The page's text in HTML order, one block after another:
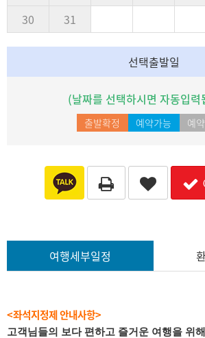
30
31
선택출발일
(날짜를 선택하시면 자동입력
출발확정 예약가능 예
여행세부일정
<좌석지정제 안내사항>
고객님들의 보다 편하고 즐거운 여행을 위해